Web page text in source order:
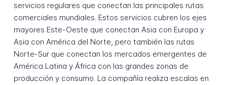
servicios regulares que conectan las principales rutas
comerciales mundiales. Estos servicios cubren los ejes
mayores Este-Oeste que conectan Asia con Europa y
Asia con América del Norte, pero también las rutas
Norte-Sur que conectan los mercados emergentes de
América Latina y África con las grandes zonas de
producción y consumo. La compañía realiza escalas en